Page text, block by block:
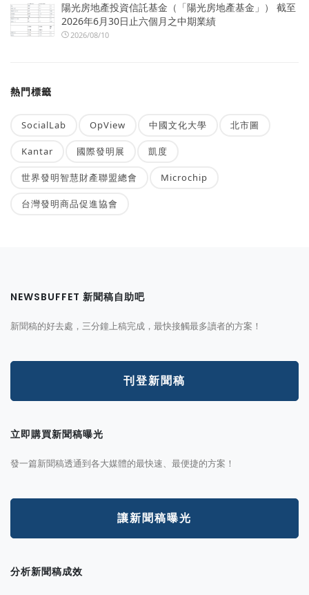
陽光房地產投資信託基金（「陽光房地產基金」） 截至
2026年6月30日止六個月之中期業績
2026/08/10
熱門標籤
SocialLab OpView 中國文化大學 北市圖
Kantar 國際發明展 凱度
世界發明智慧財產聯盟總會 Microchip
台灣發明商品促進協會
NEWSBUFFET 新聞稿自助吧
新聞稿的好去處，三分鐘上稿完成，最快接觸最多讀者的方案！
刊登新聞稿
立即購買新聞稿曝光
發一篇新聞稿透通到各大媒體的最快速、最便捷的方案！
讓新聞稿曝光
分析新聞稿成效